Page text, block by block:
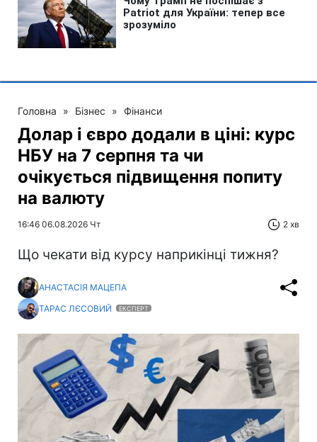
Головна » Бізнес » Фінанси
Долар і євро додали в ціні: курс
НБУ на 7 серпня та чи
очікується підвищення попиту
на валюту
16:46 06.08.2026 Чт 2 хв
Що чекати від курсу наприкінці тижня?
АНАСТАСІЯ МАЦЕПА
ТАРАС ЛЄСОВИЙ
ЕКСПЕРТ